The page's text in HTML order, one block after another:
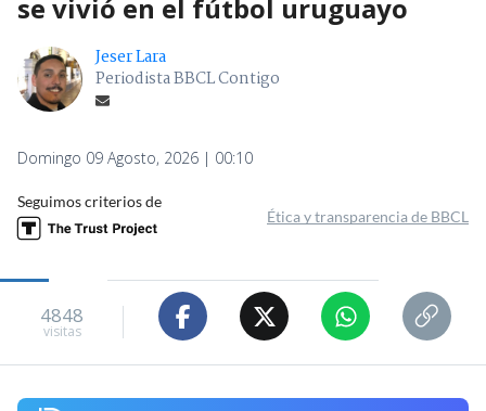
se vivió en el fútbol uruguayo
Jeser Lara
Periodista BBCL Contigo
Domingo 09 Agosto, 2026 | 00:10
Seguimos criterios de
Ética y transparencia de BBCL
4848
visitas